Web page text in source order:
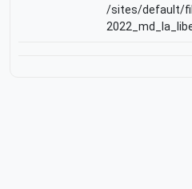
/sites/default/